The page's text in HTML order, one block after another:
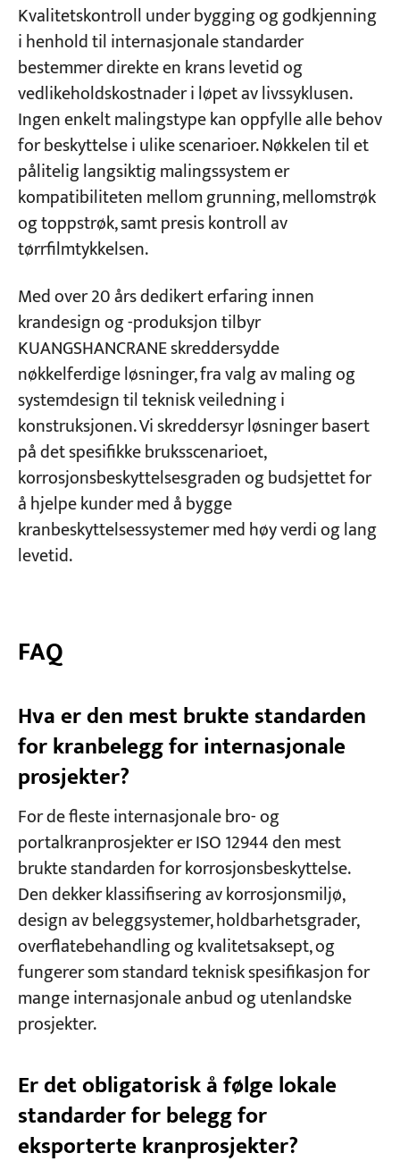
Kvalitetskontroll under bygging og godkjenning
i henhold til internasjonale standarder
bestemmer direkte en krans levetid og
vedlikeholdskostnader i løpet av livssyklusen.
Ingen enkelt malingstype kan oppfylle alle behov
for beskyttelse i ulike scenarioer. Nøkkelen til et
pålitelig langsiktig malingssystem er
kompatibiliteten mellom grunning, mellomstrøk
og toppstrøk, samt presis kontroll av
tørrfilmtykkelsen.
Med over 20 års dedikert erfaring innen
krandesign og -produksjon tilbyr
KUANGSHANCRANE skreddersydde
nøkkelferdige løsninger, fra valg av maling og
systemdesign til teknisk veiledning i
konstruksjonen. Vi skreddersyr løsninger basert
på det spesifikke bruksscenarioet,
korrosjonsbeskyttelsesgraden og budsjettet for
å hjelpe kunder med å bygge
kranbeskyttelsessystemer med høy verdi og lang
levetid.
FAQ
Hva er den mest brukte standarden
for kranbelegg for internasjonale
prosjekter?
For de fleste internasjonale bro- og
portalkranprosjekter er ISO 12944 den mest
brukte standarden for korrosjonsbeskyttelse.
Den dekker klassifisering av korrosjonsmiljø,
design av beleggsystemer, holdbarhetsgrader,
overflatebehandling og kvalitetsaksept, og
fungerer som standard teknisk spesifikasjon for
mange internasjonale anbud og utenlandske
prosjekter.
Er det obligatorisk å følge lokale
standarder for belegg for
eksporterte kranprosjekter?